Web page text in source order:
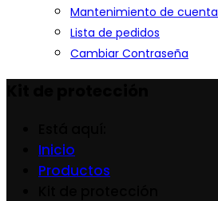
Mantenimiento de cuenta
Lista de pedidos
Cambiar Contraseña
Inicio
Productos